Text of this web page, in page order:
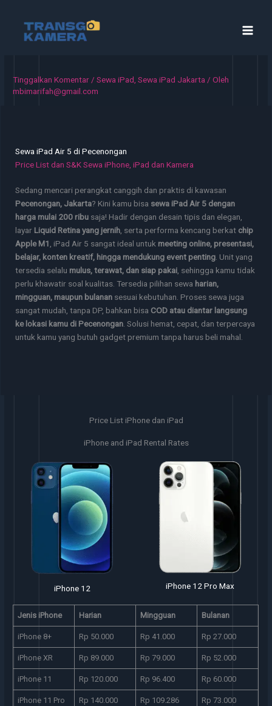
Tinggalkan Komentar /Sewa iPad ,Sewa iPad Jakarta / Oleh
mbimarifah@gmail.com
Sewa iPad Air 5 di Pecenongan
Price List dan S&K Sewa iPhone, iPad dan Kamera
Sedang mencari perangkat canggih dan praktis di kawasan
Pecenongan, Jakarta? Kini kamu bisa sewa iPad Air 5 dengan
harga mulai 200 ribu saja! Hadir dengan desain tipis dan elegan,
layar Liquid Retina yang jernih , serta performa kencang berkat chip
Apple M1 , iPad Air 5 sangat ideal untuk meeting online, presentasi,
belajar, konten kreatif, hingga mendukung event penting . Unit yang
tersedia selalu mulus, terawat, dan siap pakai , sehingga kamu tidak
perlu khawatir soal kualitas. Tersedia pilihan sewa harian,
mingguan, maupun bulanan sesuai kebutuhan. Proses sewa juga
sangat mudah, tanpa DP, bahkan bisa COD atau diantar langsung
ke lokasi kamu di Pecenongan . Solusi hemat, cepat, dan terpercaya
untuk kamu yang butuh gadget premium tanpa harus beli mahal.
Price List iPhone dan iPad
iPhone and iPad Rental Rates
iPhone 12 Pro Max iPhone 13
Jenis iPhone Harian Mingguan Bulanan
iPhone 8+ Rp 50.000 Rp 41.000 Rp 27.000
iPhone XR Rp 89.000 Rp 79.000 Rp 52.000
iPhone 11 Rp 120.000 Rp 96.400 Rp 60.000
iPhone 11 Pro Rp 140.000 Rp 109.286 Rp 73.000